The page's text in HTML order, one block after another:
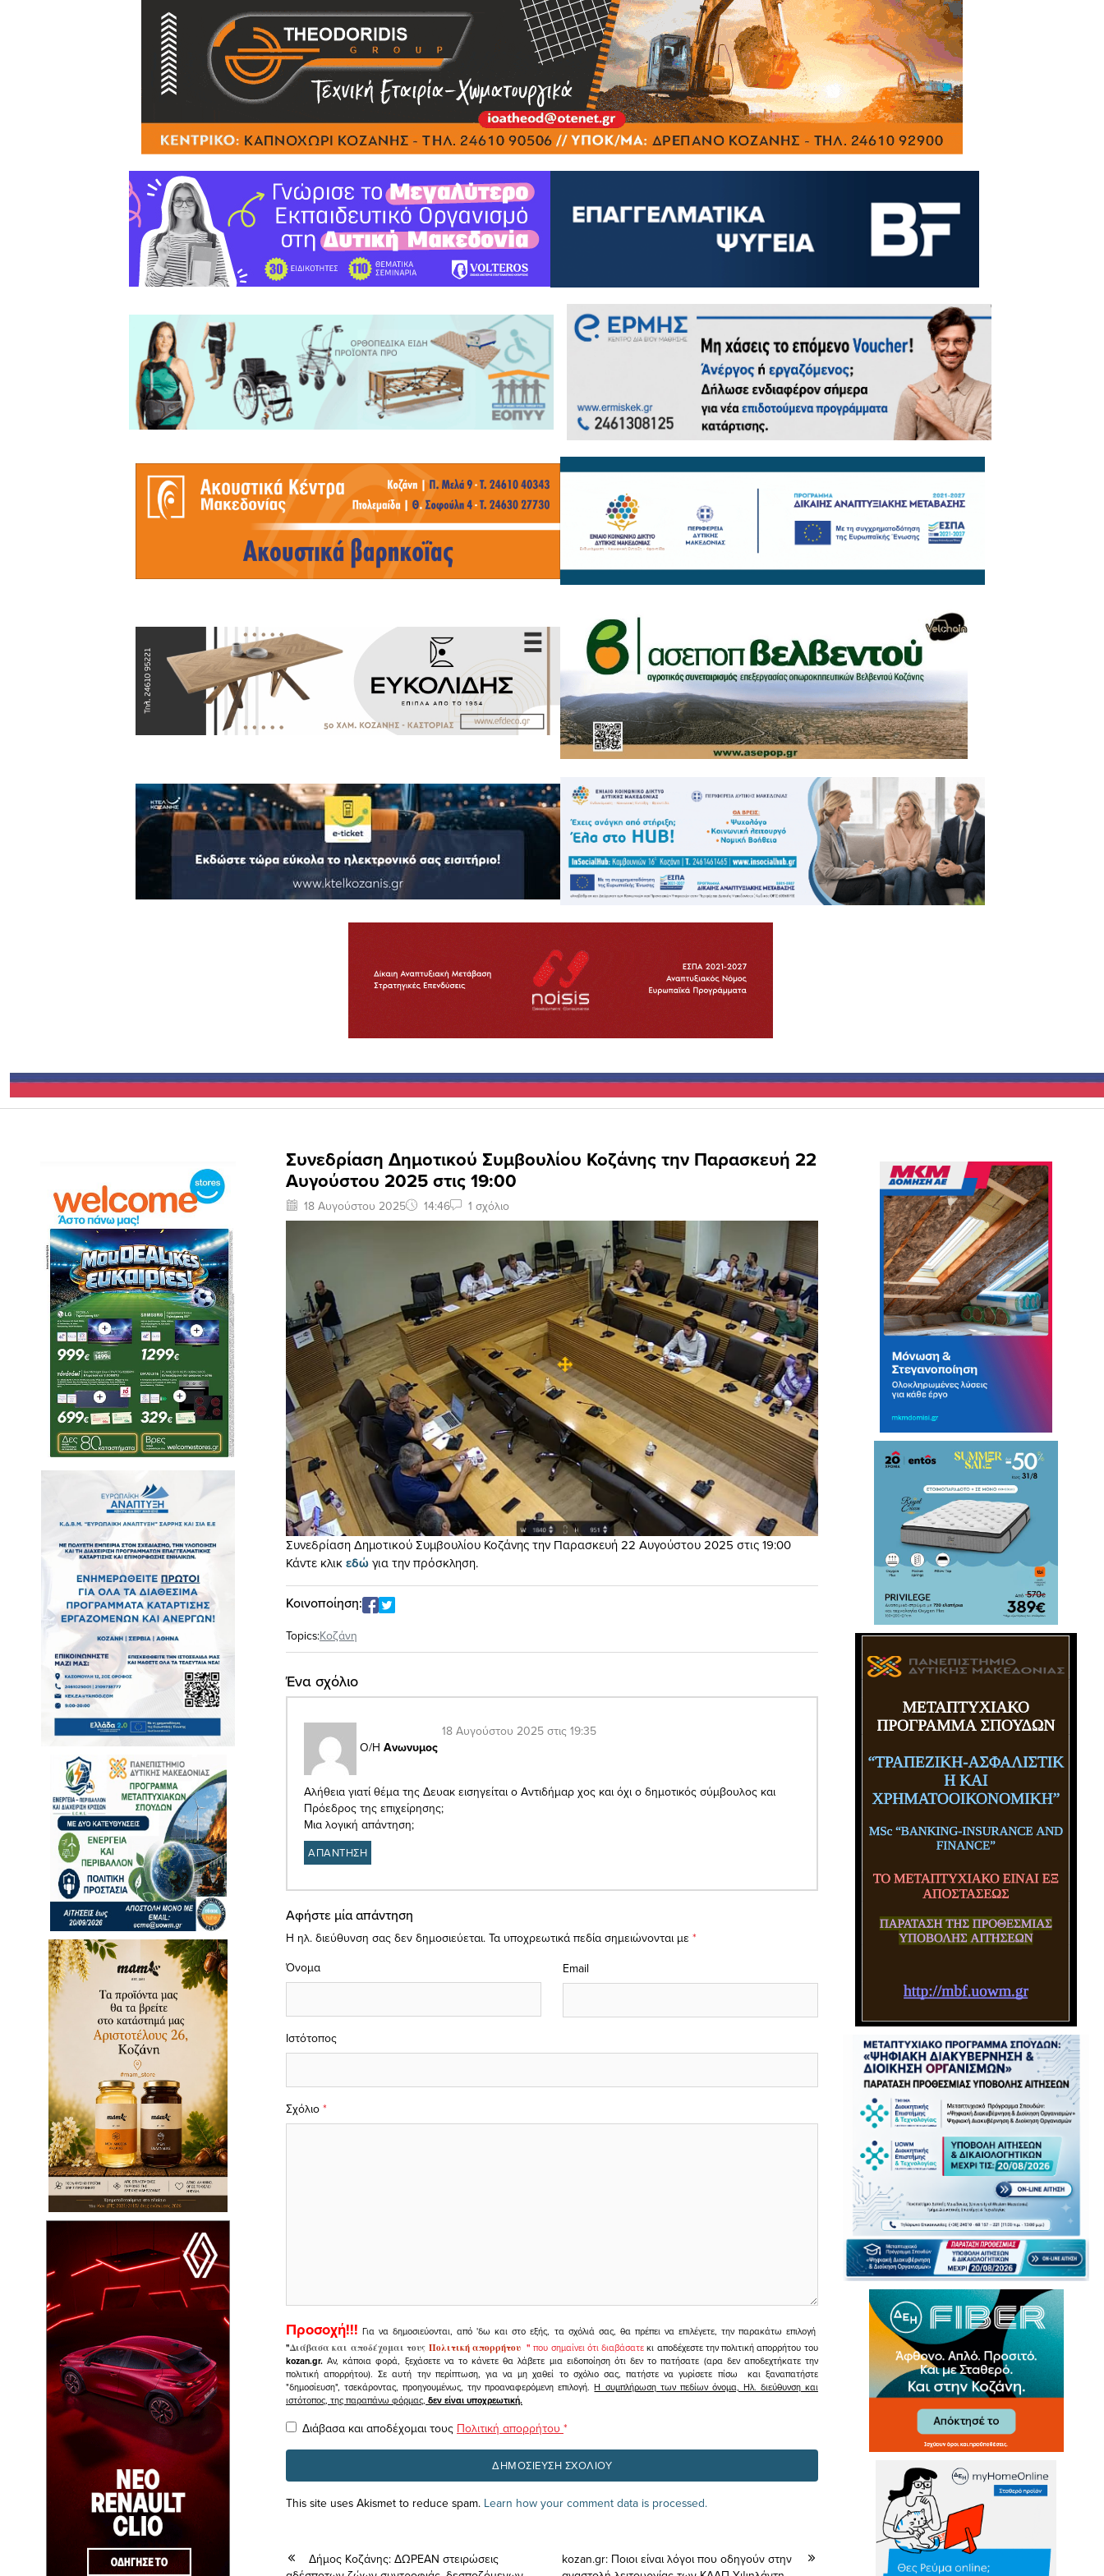
Συνεδρίαση Δημοτικού Συμβουλίου Κοζάνης την Παρασκευή 22
Αυγούστου 2025 στις 19:00
18 Αυγούστου 2025 14:46 1 σχόλιο
Συνεδρίαση Δημοτικού Συμβουλίου Κοζάνης την Παρασκευή 22 Αυγούστου 2025 στις 19:00
Κάντε κλικεδώγια την πρόσκληση.
Κοινοποίηση:
Topics:Κοζάνη
Ένα σχόλιο
Ο/Η Ανωνυμος
18 Αυγούστου 2025 στις 19:35
Αλήθεια γιατί θέμα της Δευακ εισηγείται ο Αντιδήμαρ χος και όχι ο δημοτικός σύμβουλος και
Πρόεδρος της επιχείρησης;
Μια λογική απάντηση;
ΑΠΑΝΤΗΣΗ
Αφήστε μία απάντηση
Η ηλ. διεύθυνση σας δεν δημοσιεύεται. Τα υποχρεωτικά πεδία σημειώνονται με *
Σχόλιο *
Όνομα Email
Ιστότοπος
Προσοχή!!! Για να δημοσιεύονται, από 'δω και στο εξής, τα σχόλιά σας, θα πρέπει να επιλέγετε, την παρακάτω επιλογή
"Διάβασα και αποδέχομαι τουςΠολιτική απορρήτου " που σημαίνει ότι διαβάσατεκι αποδέχεστε την πολιτική απορρήτου του
kozan.gr. Αν, κάποια φορά, ξεχάσετε να το κάνετε θα λάβετε μια ειδοποίηση ότι δεν το πατήσατε (αρα δεν αποδεχτήκατε την
πολιτική απορρήτου). Σε αυτή την περίπτωση, για να μη χαθεί το σχόλιο σας, πατήστε να γυρίσετε πίσω και ξαναπατήστε
"δημοσίευση", τσεκάροντας, προηγουμένως, την προαναφερόμενη επιλογή.Η συμπλήρωση των πεδίων όνομα, Ηλ. διεύθυνση και
ιστότοπος, της παραπάνω φόρμας, δεν είναι υποχρεωτική.
Διάβασα και αποδέχομαι τους Πολιτική απορρήτου *
This site uses Akismet to reduce spam. Learn how your comment data is processed.
Δήμος Κοζάνης: ΔΩΡΕΑΝ στειρώσεις
kozan.gr: Ποιοι είναι λόγοι που οδηγούν στην